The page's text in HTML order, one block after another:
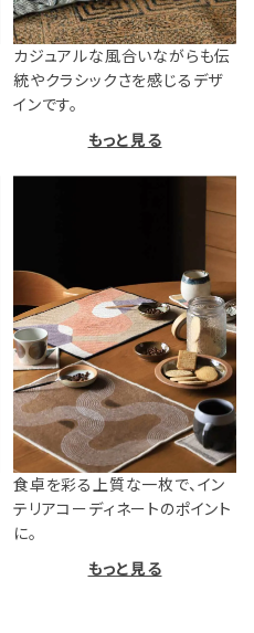
カジュアルな風合いながらも伝
統やクラシックさを感じるデザ
インです。
もっと見る
食卓を彩る上質な一枚で、イン
テリアコーディネートのポイント
に。
もっと見る